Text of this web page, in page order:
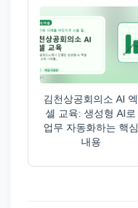
김천상공회의소 AI 엑
셀 교육: 생성형 AI로
업무 자동화하는 핵심
내용